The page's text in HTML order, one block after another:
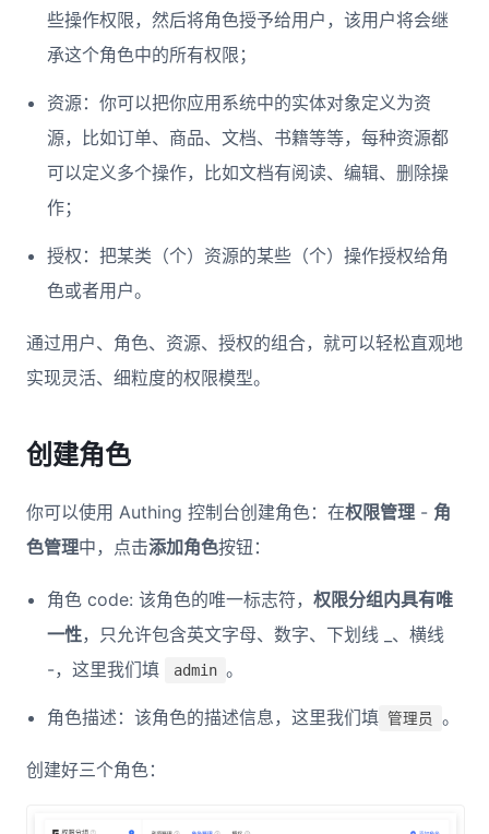
些操作权限，然后将角色授予给用户，该用户将会继
承这个角色中的所有权限；
资源：你可以把你应用系统中的实体对象定义为资
源，比如订单、商品、文档、书籍等等，每种资源都
可以定义多个操作，比如文档有阅读、编辑、删除操
作；
授权：把某类（个）资源的某些（个）操作授权给角
色或者用户。
通过用户、角色、资源、授权的组合，就可以轻松直观地
实现灵活、细粒度的权限模型。
创建角色
你可以使用 Authing 控制台创建角色：在权限管理 - 角
色管理中，点击添加角色按钮：
角色 code: 该角色的唯一标志符，权限分组内具有唯
一性，只允许包含英文字母、数字、下划线 _、横线
-，这里我们填
admin 。
角色描述：该角色的描述信息，这里我们填 管理员 。
创建好三个角色：